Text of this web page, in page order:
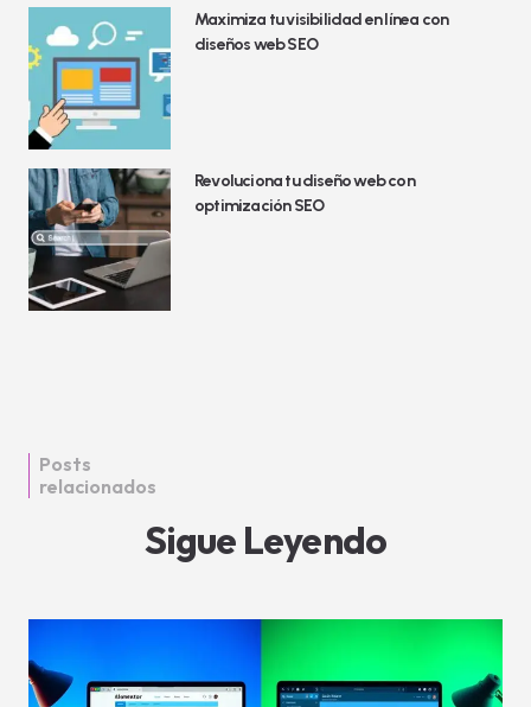
Maximiza tu visibilidad en línea con
diseños web SEO
Revoluciona tu diseño web con
optimización SEO
Posts
relacionados
Sigue Leyendo